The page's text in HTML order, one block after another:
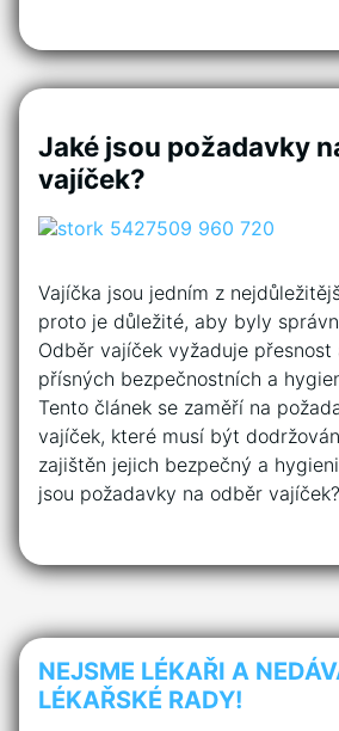
Jaké jsou požadavky
vajíček?
Vajíčka jsou jedním z
proto je důležité, aby byly
Odběr vajíček vyžaduje přesnost
přísných bezpečnostních a
Tento článek se zaměří na
vajíček, které musí být
zajištěn jejich bezpečný a
jsou požadavky na odběr
NEJSME LÉKAŘI A
LÉKAŘSKÉ RADY!